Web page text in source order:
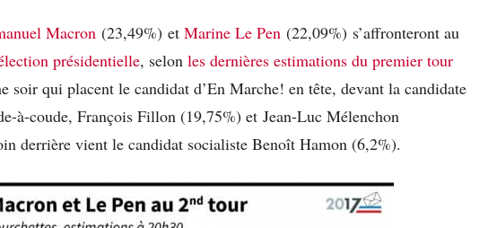
Macron (23,49%) et Marine Le Pen (22,09%) s’affronteront au
présidentielle, selon les dernières estimations du premier tour
soir qui placent le candidat d’En Marche! en tête, devant la candidate
à-coude, François Fillon (19,75%) et Jean-Luc Mélenchon
derrière vient le candidat socialiste Benoît Hamon (6,2%).